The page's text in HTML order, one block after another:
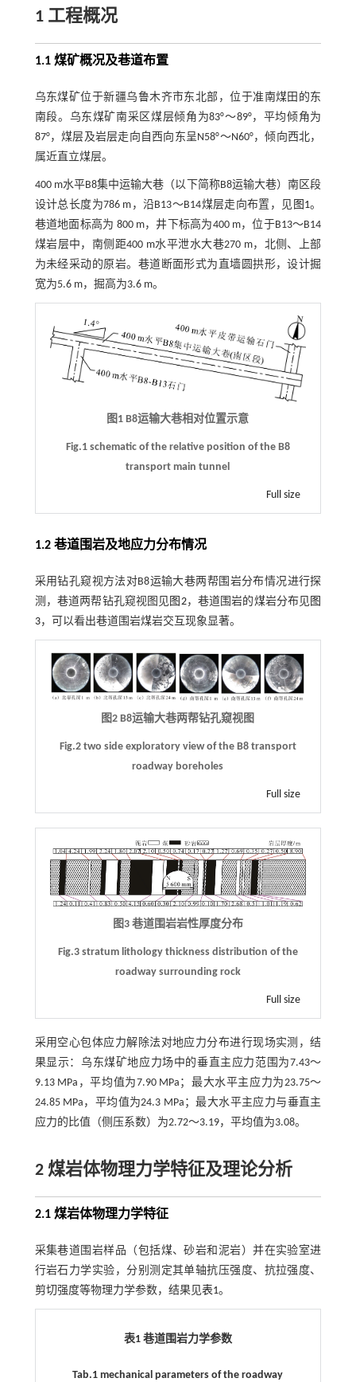
1 工程概况
1.1 煤矿概况及巷道布置
乌东煤矿位于新疆乌鲁木齐市东北部，位于准南煤田的东
南段。乌东煤矿南采区煤层倾角为83°～89°，平均倾角为
87°，煤层及岩层走向自西向东呈N58°～N60°，倾向西北，
属近直立煤层。
400 m水平B8集中运输大巷（以下简称B8运输大巷）南区段
设计总长度为786 m，沿B13～B14煤层走向布置，见 图1。
巷道地面标高为 800 m，井下标高为400 m，位于B13～B14
煤岩层中，南侧距400 m水平泄水大巷270 m，北侧、上部
为未经采动的原岩。巷道断面形式为直墙圆拱形，设计掘
宽为5.6 m，掘高为3.6 m。
图1 B8运输大巷相对位置示意
Fig.1 schematic of the relative position of the B8
transport main tunnel
Full size
1.2 巷道围岩及地应力分布情况
采用钻孔窥视方法对B8运输大巷两帮围岩分布情况进行探
测，巷道两帮钻孔窥视图见图2，巷道围岩的煤岩分布见图
3，可以看出巷道围岩煤岩交互现象显著。
图2 B8运输大巷两帮钻孔窥视图
Fig.2 two side exploratory view of the B8 transport
roadway boreholes
Full size
图3 巷道围岩岩性厚度分布
Fig.3 stratum lithology thickness distribution of the
roadway surrounding rock
Full size
采用空心包体应力解除法对地应力分布进行现场实测，结
果显示：乌东煤矿地应力场中的垂直主应力范围为7.43～
9.13 MPa，平均值为7.90 MPa；最大水平主应力为23.75～
24.85 MPa，平均值为24.3 MPa；最大水平主应力与垂直主
应力的比值（侧压系数）为2.72～3.19，平均值为3.08。
2 煤岩体物理力学特征及理论分析
2.1 煤岩体物理力学特征
采集巷道围岩样品（包括煤、砂岩和泥岩）并在实验室进
行岩石力学实验，分别测定其单轴抗压强度、抗拉强度、
剪切强度等物理力学参数，结果见表1。
表1 巷道围岩力学参数
Tab.1 mechanical parameters of the roadway